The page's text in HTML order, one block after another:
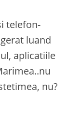
telefon-
luand
aplicatiile
nu?